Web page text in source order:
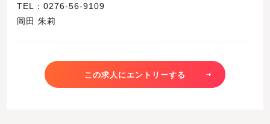
TEL：0276-56-9109
岡田 朱莉
この求人にエントリーする